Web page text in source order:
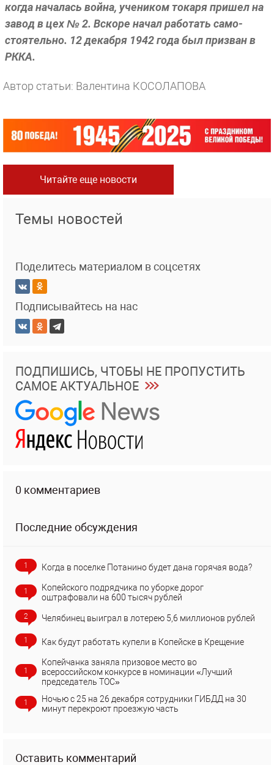
когда началась война, учеником токаря пришел на
завод в цех № 2. Вскоре начал работать само­
стоятельно. 12 декабря 1942 года был призван в
РККА.
Автор статьи: Валентина КОСОЛАПОВА
Читайте еще новости
Темы новостей
Поделитесь материалом в соцсетях
Подписывайтесь на нас
ПОДПИШИСЬ, ЧТОБЫ НЕ ПРОПУСТИТЬ
САМОЕ АКТУАЛЬНОЕ
0 комментариев
Последние обсуждения
1 Когда в поселке Потанино будет дана горячая вода?
1
Копейского подрядчика по уборке дорог
оштрафовали на 600 тысяч рублей
2 Челябинец выиграл в лотерею 5,6 миллионов рублей
1 Как будут работать купели в Копейске в Крещение
1
Копейчанка заняла призовое место во
всероссийском конкурсе в номинации «Лучший
председатель ТОС»
1
Ночью с 25 на 26 декабря сотрудники ГИБДД на 30
минут перекроют проезжую часть
Оставить комментарий